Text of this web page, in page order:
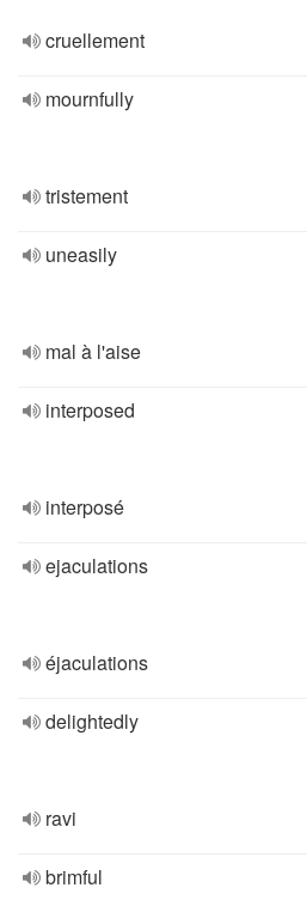
cruellement
mournfully
tristement
uneasily
mal à l'aise
interposed
interposé
ejaculations
éjaculations
delightedly
ravi
brimful